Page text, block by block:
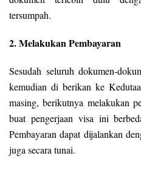
tersumpah.
2. Melakukan Pembayaran
Sesudah seluruh dokumen-
kemudian di berikan ke
masing, berikutnya melakukan
buat pengerjaan visa ini
Pembayaran dapat dijalankan
juga secara tunai.